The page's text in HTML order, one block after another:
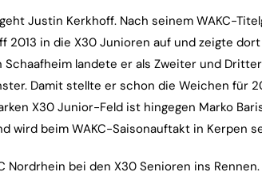
Justin Kerkhoff. Nach seinem WAKC-
2013 in die X30 Junioren auf und zeigte
Schaafheim landete er als Zweiter und
Damit stellte er schon die Weichen für
X30 Junior-Feld ist hingegen Marko
wird beim WAKC-Saisonauftakt in Kerpen
Nordrhein bei den X30 Senioren ins